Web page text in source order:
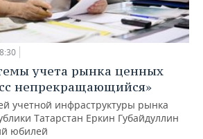
учета рынка ценных
непрекращающийся»
учетной инфраструктуры рынка
Татарстан Еркин Губайдуллин
юбилей